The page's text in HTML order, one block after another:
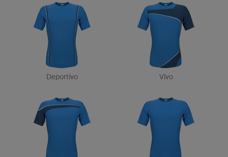
Deportivo Vivo